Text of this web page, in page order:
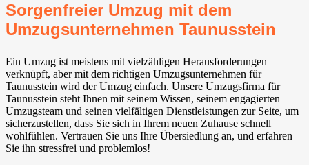
Sorgenfreier Umzug mit dem
Umzugsunternehmen Taunusstein
Ein Umzug ist meistens mit vielzähligen Herausforderungen
verknüpft, aber mit dem richtigen Umzugsunternehmen für
Taunusstein wird der Umzug einfach. Unsere Umzugsfirma für
Taunusstein steht Ihnen mit seinem Wissen, seinem engagierten
Umzugsteam und seinen vielfältigen Dienstleistungen zur Seite, um
sicherzustellen, dass Sie sich in Ihrem neuen Zuhause schnell
wohlfühlen. Vertrauen Sie uns Ihre Übersiedlung an, und erfahren
Sie ihn stressfrei und problemlos!